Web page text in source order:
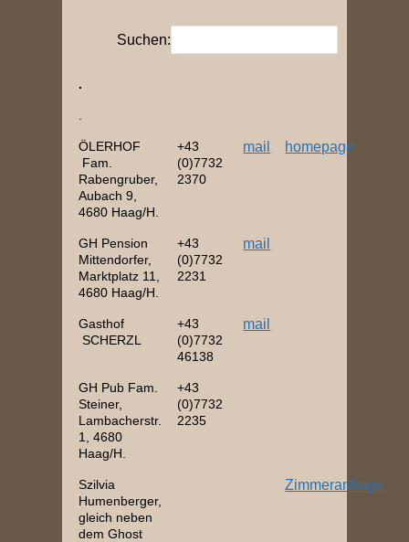
Suchen:
.
ÖLERHOF
Fam.
Rabengruber,
Aubach 9,
4680 Haag/H.
+43
(0)7732
2370
mail homepage
GH Pension
Mittendorfer,
Marktplatz 11,
4680 Haag/H.
+43
(0)7732
2231
mail
Gasthof
SCHERZL
+43
(0)7732
46138
mail
GH Pub Fam.
Steiner,
Lambacherstr.
1, 4680
Haag/H.
+43
(0)7732
2235
Szilvia
Humenberger,
gleich neben
dem Ghost
Zimmeranfrage